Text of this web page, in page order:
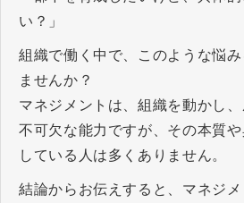
い？」
組織で働く中で、このような悩
ませんか？
マネジメントは、組織を動かし
不可欠な能力ですが、その本質
している人は多くありません。
結論からお伝えすると、マネジ